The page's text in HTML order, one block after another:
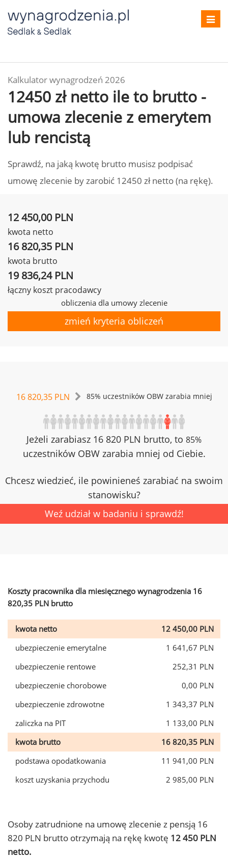
Kalkulator wynagrodzeń 2026
12450 zł netto ile to brutto -
umowa zlecenie z emerytem
lub rencistą
Sprawdź, na jaką kwotę brutto musisz podpisać
umowę zlecenie by zarobić 12450 zł netto (na rękę).
12 450,00 PLN
kwota netto
16 820,35 PLN
kwota brutto
19 836,24 PLN
łączny koszt pracodawcy
obliczenia dla umowy zlecenie
zmień kryteria obliczeń
16 820,35 PLN 85% uczestników OBW zarabia mniej
Jeżeli zarabiasz 16 820 PLN brutto, to 85%
uczestników OBW zarabia mniej od Ciebie.
Chcesz wiedzieć, ile powinieneś zarabiać na swoim
stanowisku?
Weź udział w badaniu i sprawdź!
Koszty pracownika dla miesięcznego wynagrodzenia 16
820,35 PLN brutto
kwota netto
12 450,00 PLN
ubezpieczenie emerytalne
1 641,67 PLN
ubezpieczenie rentowe
252,31 PLN
ubezpieczenie chorobowe
0,00 PLN
ubezpieczenie zdrowotne
1 343,37 PLN
zaliczka na PIT
1 133,00 PLN
kwota brutto
16 820,35 PLN
podstawa opodatkowania
11 941,00 PLN
koszt uzyskania przychodu
2 985,00 PLN
Osoby zatrudnione na umowę zlecenie z pensją 16
820 PLN brutto otrzymają na rękę kwotę 12 450 PLN
netto.